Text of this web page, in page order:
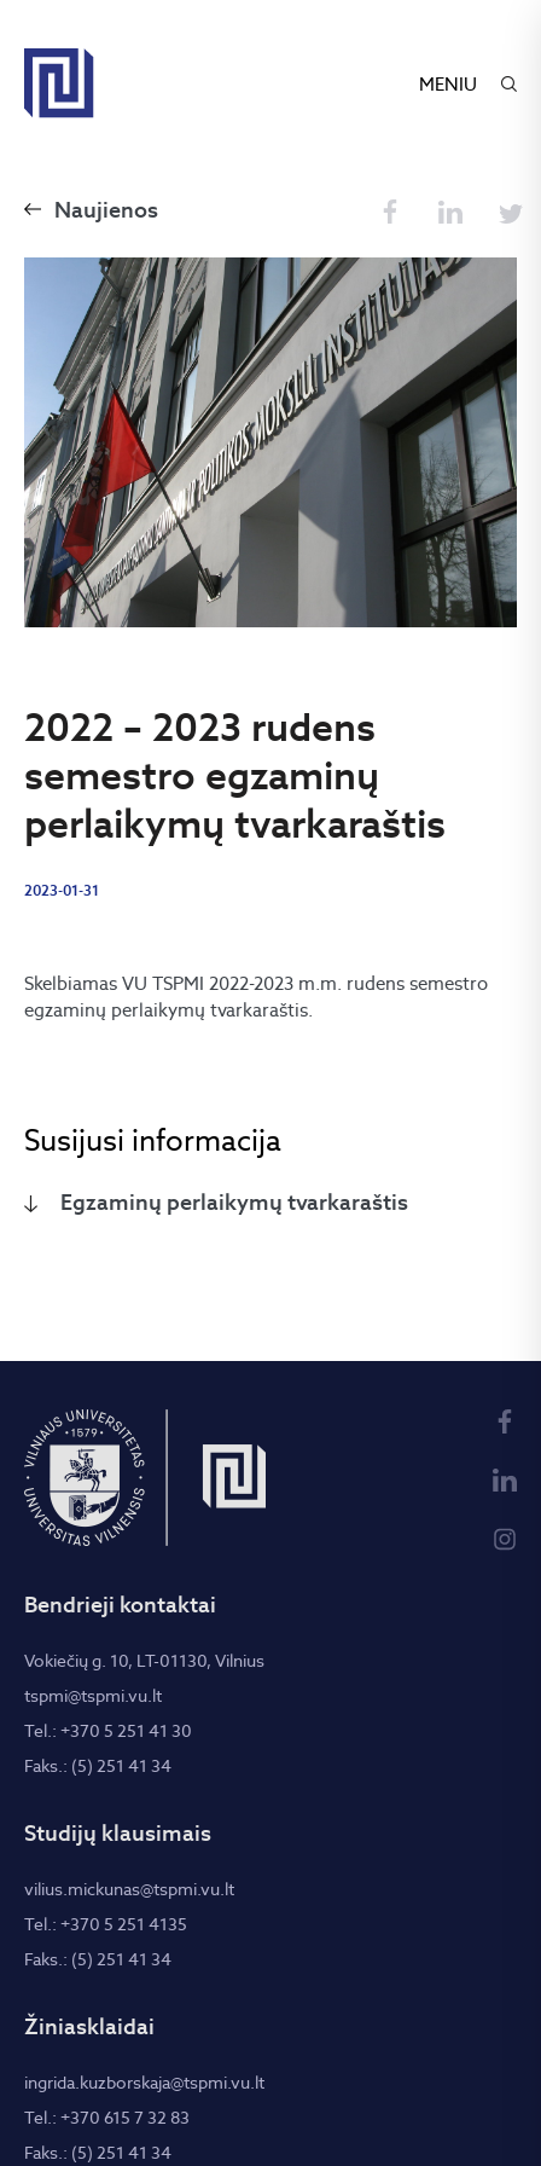
MENIU
Naujienos
2022 – 2023 rudens
semestro egzaminų
perlaikymų tvarkaraštis
2023-01-31
Skelbiamas VU TSPMI 2022-2023 m.m. rudens semestro
egzaminų perlaikymų tvarkaraštis.
Susijusi informacija
Egzaminų perlaikymų tvarkaraštis
Bendrieji kontaktai
Vokiečių g. 10, LT-01130, Vilnius
tspmi@tspmi.vu.lt
Tel.: +370 5 251 41 30
Faks.: (5) 251 41 34
Studijų klausimais
vilius.mickunas@tspmi.vu.lt
Tel.: +370 5 251 4135
Faks.: (5) 251 41 34
Žiniasklaidai
ingrida.kuzborskaja@tspmi.vu.lt
Tel.: +370 615 7 32 83
Faks.: (5) 251 41 34